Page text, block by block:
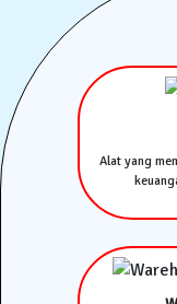
Alat yang